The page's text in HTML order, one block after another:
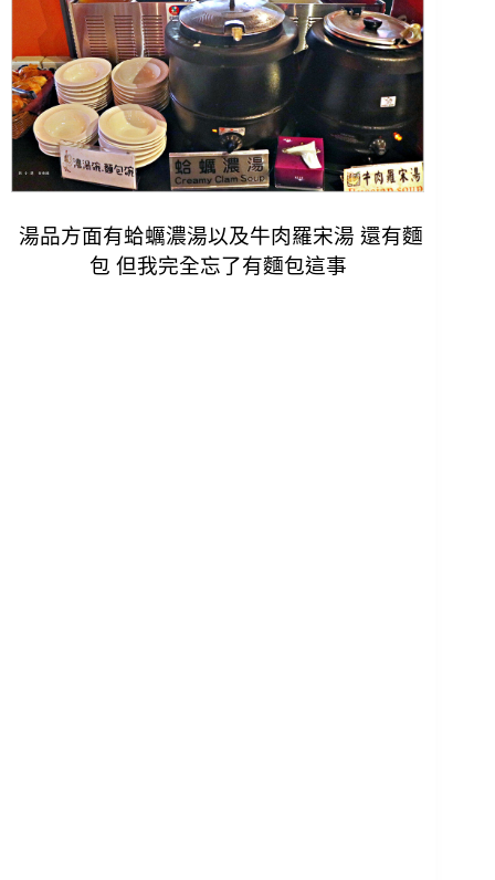
湯品方面有蛤蠣濃湯以及牛肉羅宋湯 還有麵
包 但我完全忘了有麵包這事